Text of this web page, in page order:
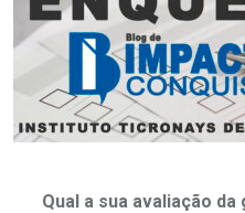
Qual a sua avaliação